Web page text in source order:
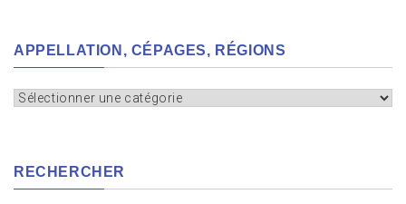
APPELLATION, CÉPAGES, RÉGIONS
Appellation,
RECHERCHER